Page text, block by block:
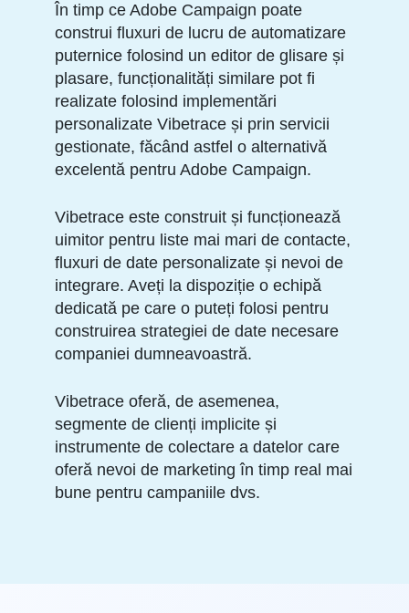
În timp ce Adobe Campaign poate
construi fluxuri de lucru de automatizare
puternice folosind un editor de glisare și
plasare, funcționalități similare pot fi
realizate folosind implementări
personalizate Vibetrace și prin servicii
gestionate, făcând astfel o alternativă
excelentă pentru Adobe Campaign.
Vibetrace este construit și funcționează
uimitor pentru liste mai mari de contacte,
fluxuri de date personalizate și nevoi de
integrare. Aveți la dispoziție o echipă
dedicată pe care o puteți folosi pentru
construirea strategiei de date necesare
companiei dumneavoastră.
Vibetrace oferă, de asemenea,
segmente de clienți implicite și
instrumente de colectare a datelor care
oferă nevoi de marketing în timp real mai
bune pentru campaniile dvs.